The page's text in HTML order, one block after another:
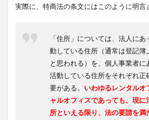
実際に、特商法の条文にはこのように明言
「住所」については、法人に
動している住所（通常は登記簿
と思われる）を、個人事業者に
活動している住所をそれぞれ正
要がある。 いわゆるレンタルオ
ャルオフィスであっても、現に
所といえる限り、法の要請を満